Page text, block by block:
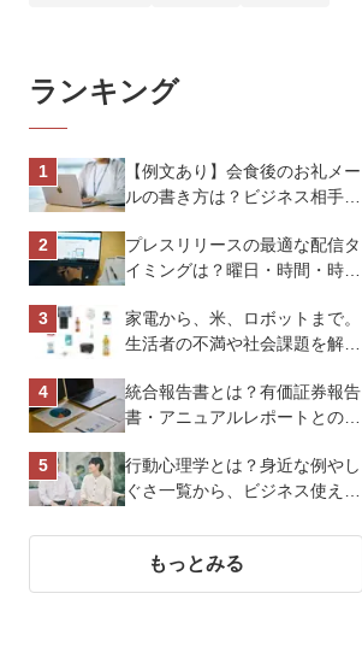
ランキング
【例文あり】会食後のお礼メー
ルの書き方は？ビジネス相手に
トを解説
プレスリリースの最適な配信タ
イミングは？曜日・時間・時期
化させよう
家電から、米、ロボットまで。
生活者の不満や社会課題を解決
スオーヤマ株式会社
統合報告書とは？有価証券報告
書・アニュアルレポートとの違
行動心理学とは？身近な例やし
ぐさ一覧から、ビジネス使える
もっとみる